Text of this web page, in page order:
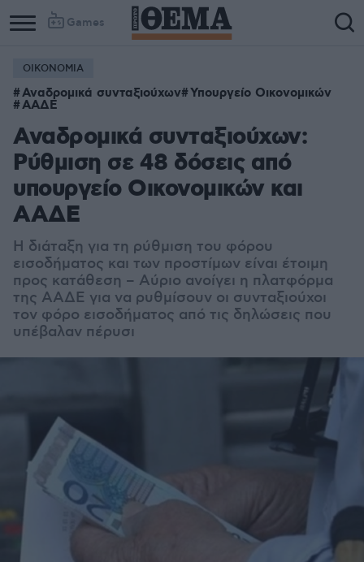
Games
ΟΙΚΟΝΟΜΙΑ
Αναδρομικά συνταξιούχων Υπουργείο Οικονομικών
ΑΑΔΕ
Αναδρομικά συνταξιούχων:
Ρύθμιση σε 48 δόσεις από
υπουργείο Οικονομικών και
ΑΑΔΕ
Η διάταξη για τη ρύθμιση του φόρου
εισοδήματος και των προστίμων είναι έτοιμη
προς κατάθεση – Αύριο ανοίγει η πλατφόρμα
της ΑΑΔΕ για να ρυθμίσουν οι συνταξιούχοι
τον φόρο εισοδήματος από τις δηλώσεις που
υπέβαλαν πέρυσι